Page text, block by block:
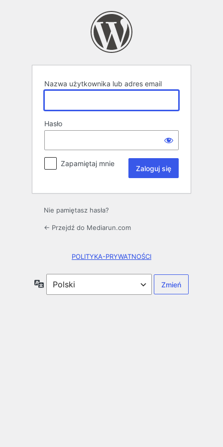
Nazwa użytkownika lub adres email
Hasło
Zapamiętaj mnie
Nie pamiętasz hasła?
← Przejdź do Mediarun.com
POLITYKA-PRYWATNOŚCI
Język